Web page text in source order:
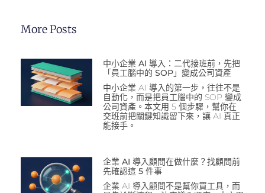
More Posts
中小企業 AI 導入：二代接班前，先把
「員工腦中的 SOP」變成公司資產
中小企業 AI 導入的第一步，往往不是
自動化，而是把員工腦中的 SOP 變成
公司資產。本文用 5 個步驟，幫你在
交班前把關鍵知識留下來，讓 AI 真正
能接手。
企業 AI 導入顧問在做什麼？找顧問前
先確認這 5 件事
企業 AI 導入顧問不是幫你買工具，而